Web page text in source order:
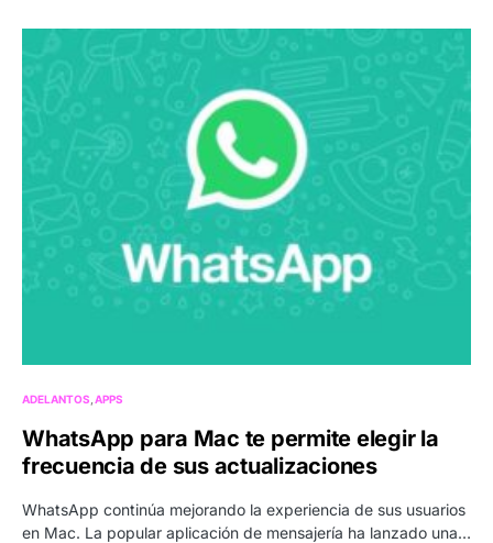
ADELANTOS APPS
WhatsApp para Mac te permite elegir la
frecuencia de sus actualizaciones
WhatsApp continúa mejorando la experiencia de sus usuarios
en Mac. La popular aplicación de mensajería ha lanzado una…